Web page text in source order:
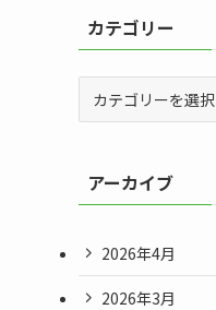
カテゴリー
ーアーカイブ
2026年4月
2026年3月